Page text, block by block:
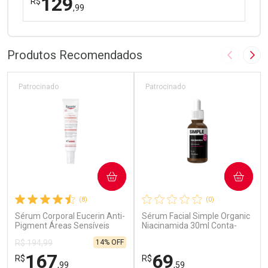
,99
Dermaclub
Ativar Desconto
Comprar sem Desconto
Por Menos
Comprar sem Desconto
Produtos Recomendados Imagem
(8)
Sérum Corporal Eucerin Anti-
Pigment Áreas Sensíveis
Patrocinado
R$ 194,99
R$167,99
14% OFF
COMPRAR
(0)
Sérum Facial Simple Organic
Niacinamida 30ml Conta-
Patrocinado
R$69,59
COMPRAR